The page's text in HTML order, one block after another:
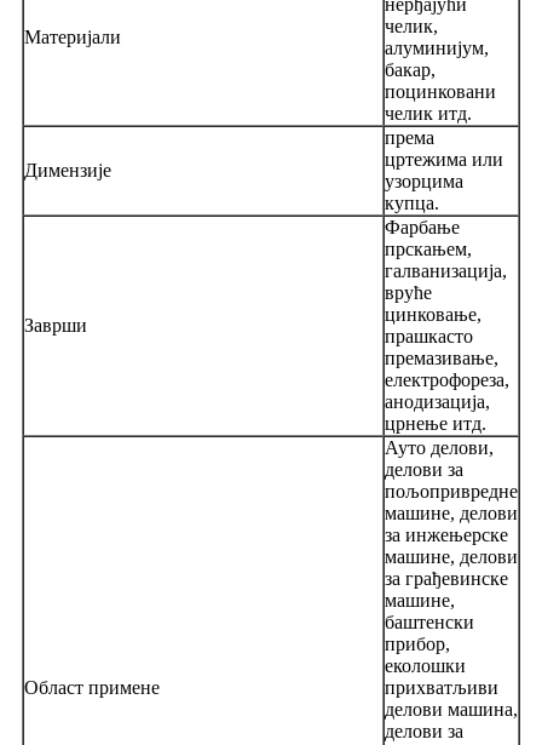
Материјали
челик,
алуминијум,
бакар,
поцинковани
челик итд.
Димензије
према
цртежима или
узорцима
купца.
Заврши
Фарбање
прскањем,
галванизација,
вруће
цинковање,
прашкасто
премазивање,
електрофореза,
анодизација,
црнење итд.
Област примене
Ауто делови,
делови за
пољопривредне
машине, делови
за инжењерске
машине, делови
за грађевинске
машине,
баштенски
прибор,
еколошки
прихватљиви
делови машина,
делови за